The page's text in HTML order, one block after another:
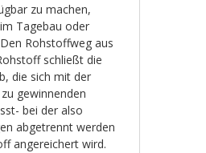
zu machen,
Tagebau oder
Rohstoffweg aus
schließt die
die sich mit der
gewinnenden
bei der also
abgetrennt werden
angereichert wird.